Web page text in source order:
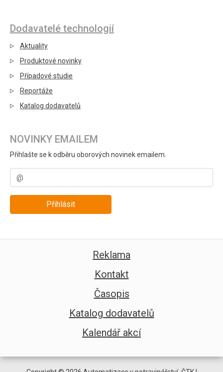
Dodavatelé technologií
Aktuality
Produktové novinky
Případové studie
Reportáže
Katalog dodavatelů
NOVINKY EMAILEM
Přihlašte se k odběru oborových novinek emailem.
Přihlásit
Reklama
Kontakt
Časopis
Katalog dodavatelů
Kalendář akcí